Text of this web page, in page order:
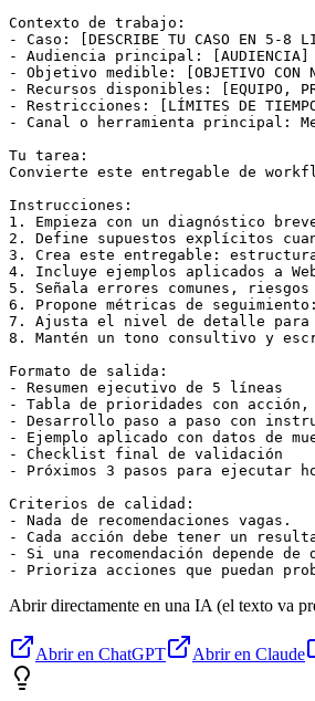
Contexto de trabajo:
- Caso: [DESCRIBE TU CASO EN 5-8
- Audiencia principal: [AUDIENCIA]
- Objetivo medible: [OBJETIVO CON
- Recursos disponibles: [EQUIPO,
- Restricciones: [LÍMITES DE TIEMPO,
- Canal o herramienta principal:
Tu tarea:
Convierte este entregable de
Instrucciones:
1. Empieza con un diagnóstico
2. Define supuestos explícitos
3. Crea este entregable:
4. Incluye ejemplos aplicados a
5. Señala errores comunes,
6. Propone métricas de
7. Ajusta el nivel de detalle para
8. Mantén un tono consultivo y
Formato de salida:
- Resumen ejecutivo de 5 líneas
- Tabla de prioridades con
- Desarrollo paso a paso con
- Ejemplo aplicado con datos de
- Checklist final de validación
- Próximos 3 pasos para ejecutar
Criterios de calidad:
- Nada de recomendaciones vagas.
- Cada acción debe tener un
- Si una recomendación depende
- Prioriza acciones que puedan
Abrir directamente en una IA (el texto va
Abrir en ChatGPT Abrir en Claude